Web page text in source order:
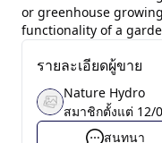
or greenhouse
functionality of a
รายละเอียดผู้ขาย
Nature Hydro
สมาชิกตั้งแต่ 12/
สนทนา